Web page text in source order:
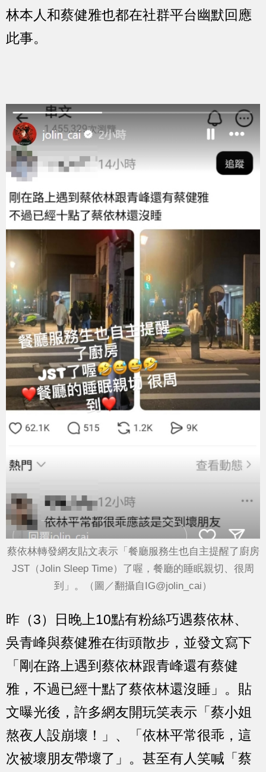
林本人和蔡健雅也都在社群平台幽默回應
此事。
蔡依林轉發網友貼文表示「餐廳服務生也自主提醒了廚房
JST（Jolin Sleep Time）了喔，餐廳的睡眠親切、很周
到」。（圖／翻攝自IG@jolin_cai）
昨（3）日晚上10點有粉絲巧遇蔡依林、
吳青峰與蔡健雅在街頭散步，並發文寫下
「剛在路上遇到蔡依林跟青峰還有蔡健
雅，不過已經十點了蔡依林還沒睡」。貼
文曝光後，許多網友開玩笑表示「蔡小姐
熬夜人設崩壞！」、「依林平常很乖，這
次被壞朋友帶壞了」。甚至有人笑喊「蔡